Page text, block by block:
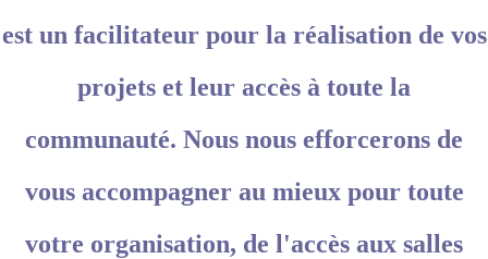
est un facilitateur pour la réalisation de vos
projets et leur accès à toute la
communauté. Nous nous efforcerons de
vous accompagner au mieux pour toute
votre organisation, de l'accès aux salles